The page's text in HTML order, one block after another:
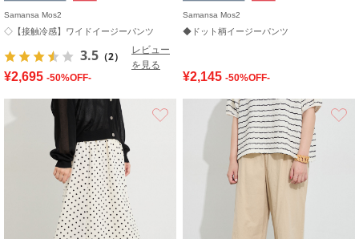
Samansa Mos2
◇【接触冷感】ワイドイージーパンツ
3.5 （2）
レビュー
を見る
¥2,695 -50%OFF-
Samansa Mos2
◆ドット柄イージーパンツ
¥2,145 -50%OFF-
お気に入り